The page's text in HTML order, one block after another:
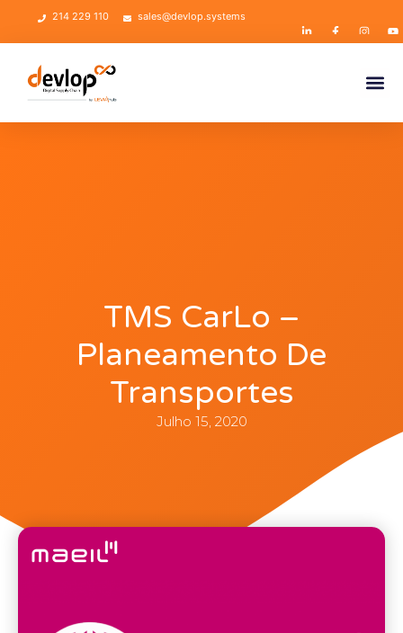
214 229 110 sales@devlop.systems
TMS CarLo –
Planeamento De
Transportes
Julho 15, 2020